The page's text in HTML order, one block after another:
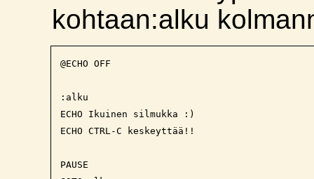
kohtaan:alku
@ECHO OFF
:alku
ECHO Ikuinen silmukka :)
ECHO CTRL-C keskeyttää!!
PAUSE